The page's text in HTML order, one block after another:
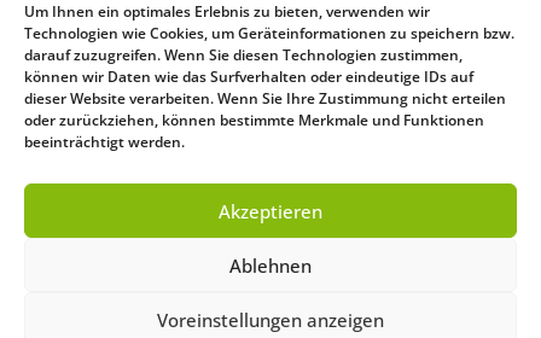
Um Ihnen ein optimales Erlebnis zu bieten, verwenden wir
Technologien wie Cookies, um Geräteinformationen zu speichern bzw.
darauf zuzugreifen. Wenn Sie diesen Technologien zustimmen,
können wir Daten wie das Surfverhalten oder eindeutige IDs auf
dieser Website verarbeiten. Wenn Sie Ihre Zustimmung nicht erteilen
oder zurückziehen, können bestimmte Merkmale und Funktionen
beeinträchtigt werden.
Akzeptieren
Ablehnen
Voreinstellungen anzeigen
Gemeinde_Runding_Alltagsradwege.pdf
0 KB